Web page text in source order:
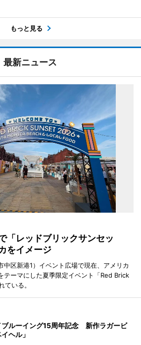
もっと見る
最新ニュース
「レッドブリックサンセッ
をイメージ
中区新港1）イベント広場で現在、アメリカ
テーマにした夏季限定イベント「Red Brick
いる。
ブルーイング15周年記念 新作ラガービ
ヘル」